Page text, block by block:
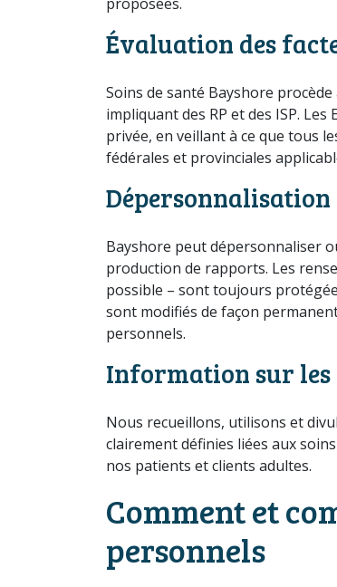
Évaluation des
Soins de santé Bayshore
impliquant des RP et des ISP.
privée, en veillant à ce que tous
fédérales et provinciales
Bayshore peut dépersonnaliser
production de rapports. Les
possible – sont toujours
sont modifiés de façon
personnels.
Information sur les
Nous recueillons, utilisons et
clairement définies liées aux
nos patients et clients adultes.
Comment et
personnels